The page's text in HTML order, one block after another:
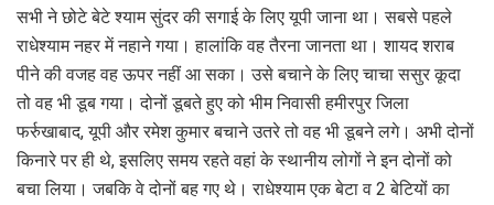
सभी ने छोटे बेटे श्याम सुंदर की सगाई के लिए यूपी जाना था। सबसे पहले
राधेश्याम नहर में नहाने गया। हालांकि वह तैरना जानता था। शायद शराब
पीने की वजह वह ऊपर नहीं आ सका। उसे बचाने के लिए चाचा ससुर कूदा
तो वह भी डूब गया। दोनों डूबते हुए को भीम निवासी हमीरपुर जिला
फर्रुखाबाद, यूपी और रमेश कुमार बचाने उतरे तो वह भी डूबने लगे। अभी दोनों
किनारे पर ही थे, इसलिए समय रहते वहां के स्थानीय लोगों ने इन दोनों को
बचा लिया। जबकि वे दोनों बह गए थे। राधेश्याम एक बेटा व 2 बेटियों का